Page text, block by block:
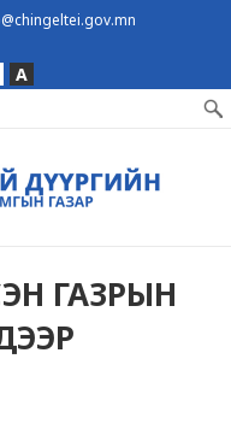
A
ГАЗРЫН